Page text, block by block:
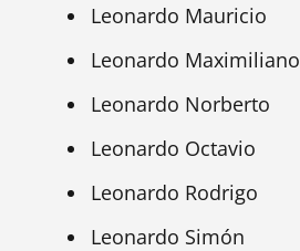
Leonardo Mauricio
Leonardo Maximiliano
Leonardo Norberto
Leonardo Octavio
Leonardo Rodrigo
Leonardo Simón